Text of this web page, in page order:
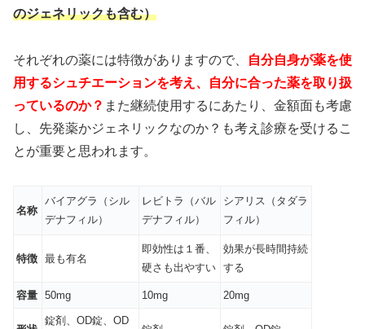
のジェネリックも含む）
それぞれの薬には特徴がありますので、
自分自身が薬を使
用するシュチエーションを考え、自分に合った薬を取り扱
っているのか？ また継続使用するにあたり、金額面も考慮
し、先発薬かジェネリックなのか？も考え診療を受けるこ
とが重要と思われます。
名称
バイアグラ（シル
デナフィル）
レビトラ（バル
デナフィル）
シアリス（タダラ
フィル）
特徴 最も有名
即効性は１番、
硬さも出やすい
効果が長時間持続
する
容量 50mg 10mg 20mg
錠剤、OD錠、OD